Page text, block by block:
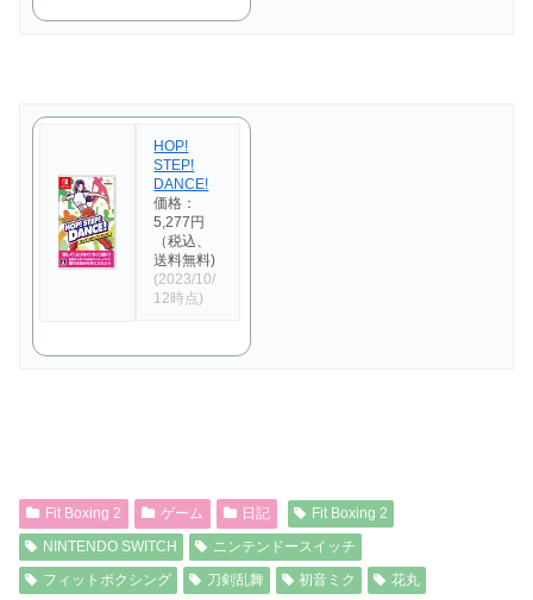
HOP!
STEP!
DANCE!
価格：
5,277円
（税込、
送料無料)
(2023/10/
12時点)
Fit Boxing 2 ゲーム 日記
Fit Boxing 2
NINTENDO SWITCH
ニンテンドースイッチ
フィットボクシング
刀剣乱舞 初音ミク
花丸